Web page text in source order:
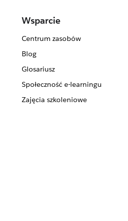
Wsparcie
Centrum zasobów
Blog
Glosariusz
Społeczność e-learningu
Zajęcia szkoleniowe